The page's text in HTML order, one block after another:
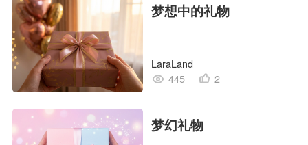
梦想中的礼物
LaraLand
445
2
梦幻礼物